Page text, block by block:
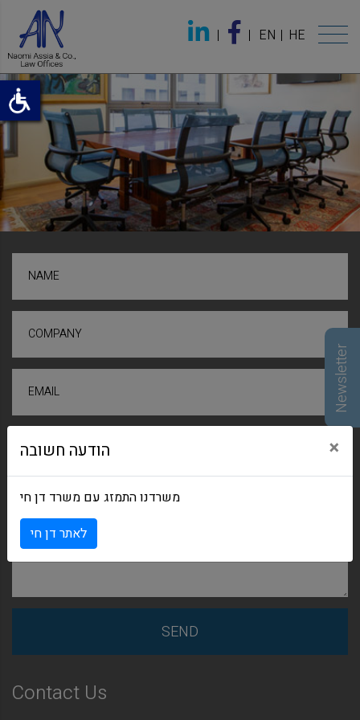
HE
EN
Newsletter
Contact Us
NAME
COMPANY
EMAIL
SUBJECT
הודעה חשובה ×
משרדנו התמזג עם משרד דן חי
לאתר דן חי